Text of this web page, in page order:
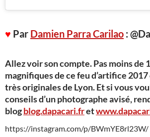
♥ Par Damien Parra Carilao :
Allez voir son compte. Pas moins de
magnifiques de ce feu d’artifice
très originales de Lyon. Et si vous
conseils d’un photographe avisé,
blogblog.dapacari.fret
https://instagram.com/p/BWmYE8rl23W/